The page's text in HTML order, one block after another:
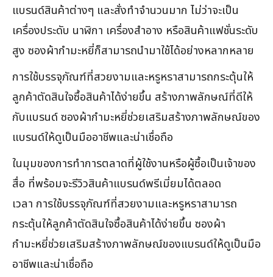
แบรนด์สินค้าต่างๆ และสั่งทำจำนวนมาก ไม่ว่าจะเป็น
เครื่องประดับ นาฬิกา เครื่องสำอาง หรือสินค้าแฟชั่นระดับ
สูง ซองผ้ากำมะหยี่ก็สามารถนำมาใช้ได้อย่างหลากหลาย
การใช้บรรจุภัณฑ์ที่สวยงามและหรูหราสามารถกระตุ้นให้
ลูกค้าตัดสินใจซื้อสินค้าได้ง่ายขึ้น สร้างภาพลักษณ์ที่ดีให้
กับแบรนด์ ซองผ้ากำมะหยี่ช่วยเสริมสร้างภาพลักษณ์ของ
แบรนด์ให้ดูเป็นมืออาชีพและน่าเชื่อถือ
ในมุมของการทำการตลาดที่ผู้ใช้งานหรือผู้ซื้อเป็นเจ้าของ
สื่อ ที่พร้อมจะรีวิวสินค้าแบรนด์พรีเมี่ยมได้ตลอด
เวลา การใช้บรรจุภัณฑ์ที่สวยงามและหรูหราสามารถ
กระตุ้นให้ลูกค้าตัดสินใจซื้อสินค้าได้ง่ายขึ้น ซองผ้า
กำมะหยี่ช่วยเสริมสร้างภาพลักษณ์ของแบรนด์ให้ดูเป็นมือ
อาชีพและน่าเชื่อถือ